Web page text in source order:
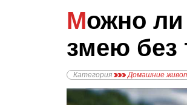
Можно ли держать
змею без
Категория Домашние